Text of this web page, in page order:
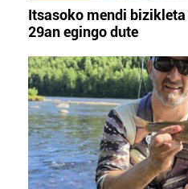
Itsasoko mendi
29an egingo dute